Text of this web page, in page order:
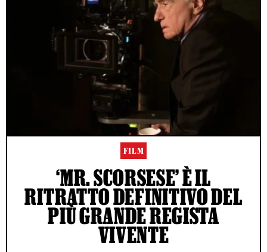
FILM
‘MR. SCORSESE’ È IL
RITRATTO DEFINITIVO DEL
PIÙ GRANDE REGISTA
VIVENTE